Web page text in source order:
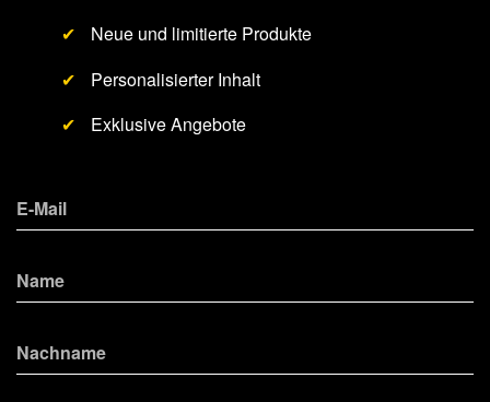
✔
Neue und limitierte Produkte
✔
Personalisierter Inhalt
✔
Exklusive Angebote